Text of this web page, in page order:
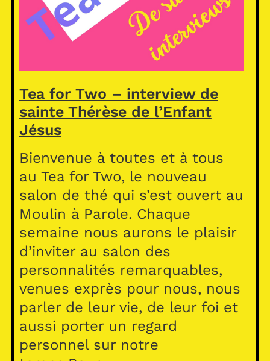
Tea for Two – interview de
sainte Thérèse de l’Enfant
Jésus
Bienvenue à toutes et à tous
au Tea for Two, le nouveau
salon de thé qui s’est ouvert au
Moulin à Parole. Chaque
semaine nous aurons le plaisir
d’inviter au salon des
personnalités remarquables,
venues exprès pour nous, nous
parler de leur vie, de leur foi et
aussi porter un regard
personnel sur notre